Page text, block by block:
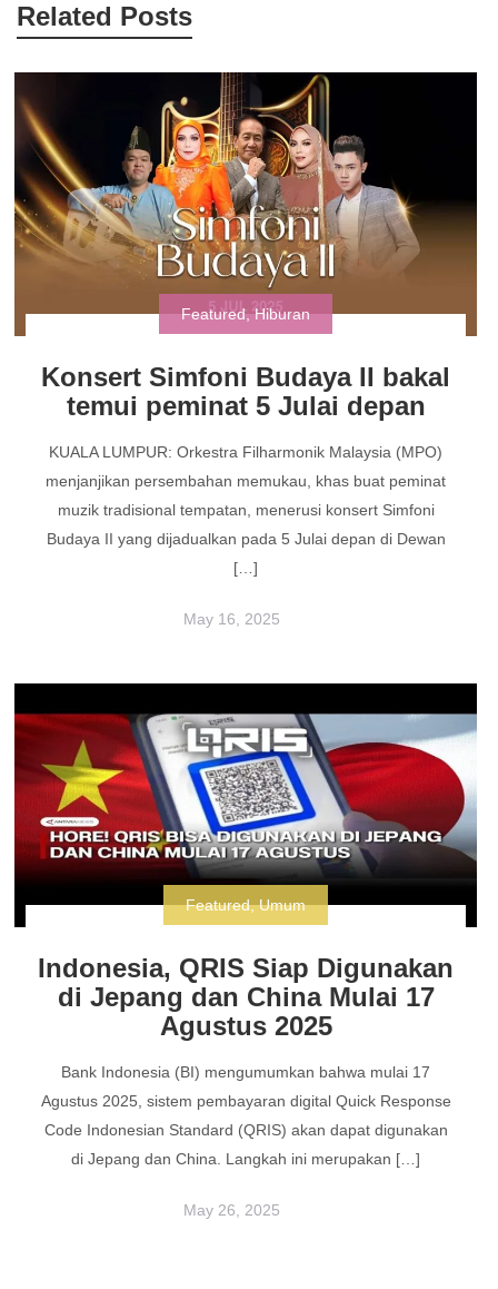
Related Posts
Featured,Hiburan
Konsert Simfoni Budaya II bakal
temui peminat 5 Julai depan
KUALA LUMPUR: Orkestra Filharmonik Malaysia (MPO)
menjanjikan persembahan memukau, khas buat peminat
muzik tradisional tempatan, menerusi konsert Simfoni
Budaya II yang dijadualkan pada 5 Julai depan di Dewan
[…]
May 16, 2025
Featured,Umum
Indonesia, QRIS Siap Digunakan
di Jepang dan China Mulai 17
Agustus 2025
Bank Indonesia (BI) mengumumkan bahwa mulai 17
Agustus 2025, sistem pembayaran digital Quick Response
Code Indonesian Standard (QRIS) akan dapat digunakan
di Jepang dan China. Langkah ini merupakan […]
May 26, 2025